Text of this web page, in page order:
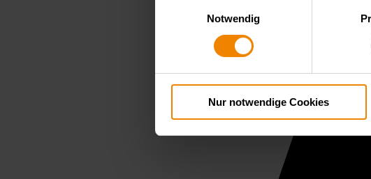
Notwendig
Nur notwendige Cookies